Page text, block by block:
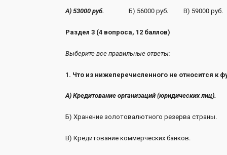
А) 53000 руб. Б) 56000 руб. В) 59000 руб.
Раздел 3 (4 вопроса, 12 баллов)
Выберите все правильные ответы:
1. Что из нижеперечисленного не относится к
А) Кредитование организаций (юридических лиц).
Б) Хранение золотовалютного резерва страны.
В) Кредитование коммерческих банков.